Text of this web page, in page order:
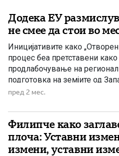
Додека ЕУ
не смее да стои во
Иницијативите како
процес беа претставени
продлабочување на
подготовка на земјите од
во Европската Унија. Но, и
под очекувањата. Дел од
беше целосно спроведено, а
несогласувања и
пред 2 мес.
Филипче како
плоча: Уставни
измени, уставни